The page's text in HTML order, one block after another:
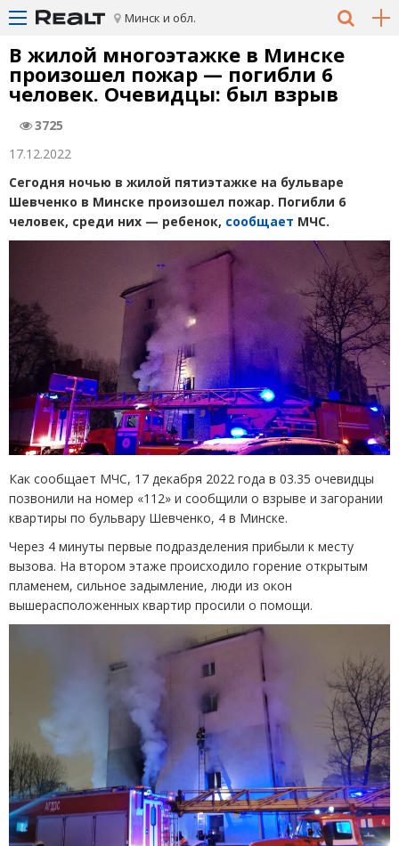
Минск и обл.
В жилой многоэтажке в Минске
произошел пожар — погибли 6
человек. Очевидцы: был взрыв
3725
17.12.2022
Сегодня ночью в жилой пятиэтажке на бульваре
Шевченко в Минске произошел пожар. Погибли 6
человек, среди них — ребенок, сообщает МЧС.
Как сообщает МЧС, 17 декабря 2022 года в 03.35 очевидцы
позвонили на номер «112» и сообщили о взрыве и загорании
квартиры по бульвару Шевченко, 4 в Минске.
Через 4 минуты первые подразделения прибыли к месту
вызова. На втором этаже происходило горение открытым
пламенем, сильное задымление, люди из окон
вышерасположенных квартир просили о помощи.